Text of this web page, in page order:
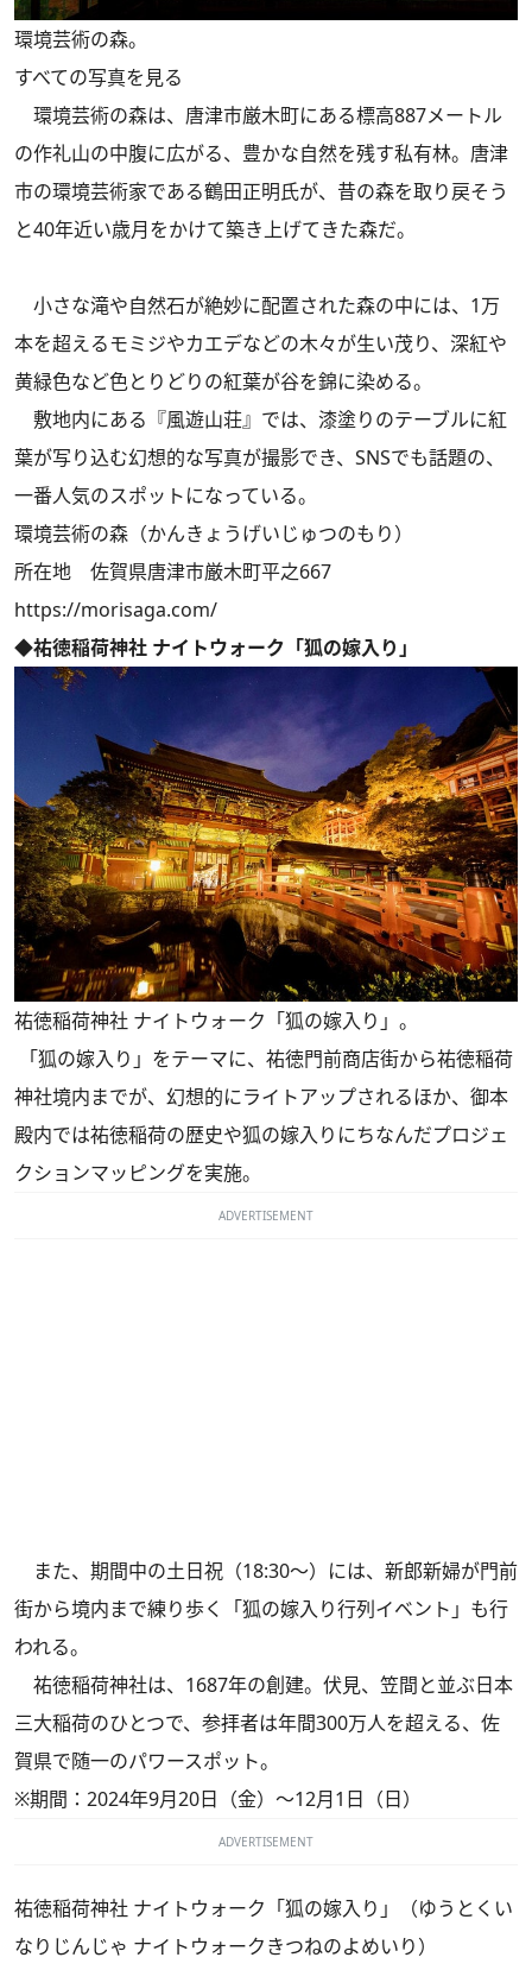
環境芸術の森。
すべての写真を見る
環境芸術の森は、唐津市厳木町にある標高887メートル
の作礼山の中腹に広がる、豊かな自然を残す私有林。唐津
市の環境芸術家である鶴田正明氏が、昔の森を取り戻そう
と40年近い歳月をかけて築き上げてきた森だ。
小さな滝や自然石が絶妙に配置された森の中には、1万
本を超えるモミジやカエデなどの木々が生い茂り、深紅や
黄緑色など色とりどりの紅葉が谷を錦に染める。
敷地内にある『風遊山荘』では、漆塗りのテーブルに紅
葉が写り込む幻想的な写真が撮影でき、SNSでも話題の、
一番人気のスポットになっている。
環境芸術の森（かんきょうげいじゅつのもり）
所在地 佐賀県唐津市厳木町平之667
https://morisaga.com/
◆祐徳稲荷神社 ナイトウォーク「狐の嫁入り」
祐徳稲荷神社 ナイトウォーク「狐の嫁入り」。
「狐の嫁入り」をテーマに、祐徳門前商店街から祐徳稲荷
神社境内までが、幻想的にライトアップされるほか、御本
殿内では祐徳稲荷の歴史や狐の嫁入りにちなんだプロジェ
クションマッピングを実施。
ADVERTISEMENT
また、期間中の土日祝（18:30～）には、新郎新婦が門前
街から境内まで練り歩く「狐の嫁入り行列イベント」も行
われる。
祐徳稲荷神社は、1687年の創建。伏見、笠間と並ぶ日本
三大稲荷のひとつで、参拝者は年間300万人を超える、佐
賀県で随一のパワースポット。
※期間：2024年9月20日（金）～12月1日（日）
ADVERTISEMENT
祐徳稲荷神社 ナイトウォーク「狐の嫁入り」（ゆうとくい
なりじんじゃ ナイトウォークきつねのよめいり）